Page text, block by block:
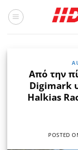
στο
Από την
Digimark
Halkias
POSTED